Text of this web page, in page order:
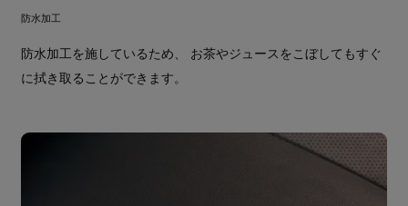
防水加工
防水加工を施しているため、 お茶やジュースをこぼしてもすぐ
に拭き取ることができます。